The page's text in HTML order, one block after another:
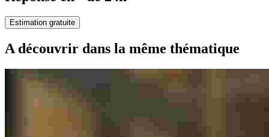
Estimation gratuite
A découvrir dans la même thématique